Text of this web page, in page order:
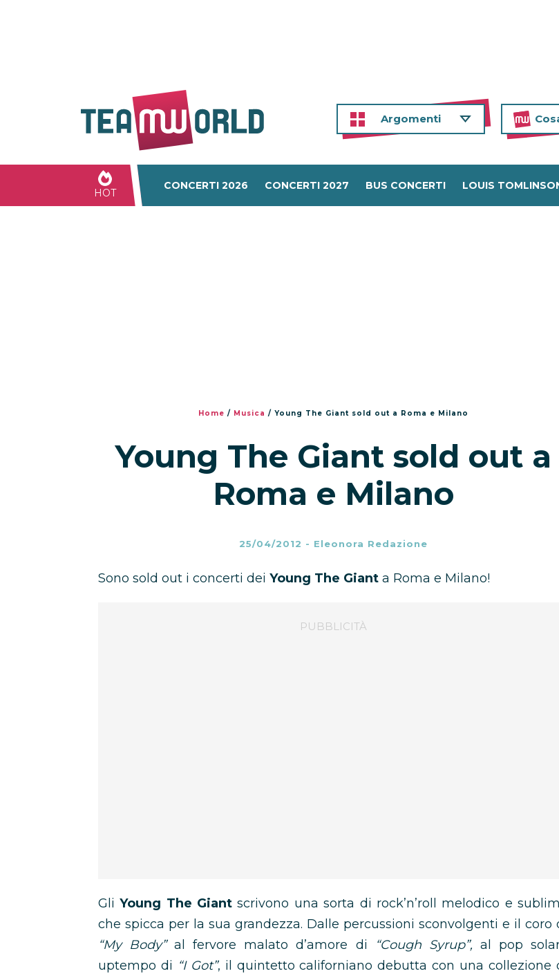
Argomenti
HOT
CONCERTI 2026 CONCERTI 2027 BUS CONCERTI LOUIS
Home / Musica / Young The Giant sold out a Roma e Milano
Young The Giant sold out a
Roma e Milano
25/04/2012 - Eleonora Redazione
Sono sold out i concerti dei Young The Giant a Roma e Milano!
GliYoung The Giant scrivono una sorta di rock’n’roll melodico e
che spicca per la sua grandezza. Dalle percussioni sconvolgenti e il coro
“My Body”al fervore malato d’amore di “Cough Syrup”, al pop
uptempo di “I Got”, il quintetto californiano debutta con una collezione